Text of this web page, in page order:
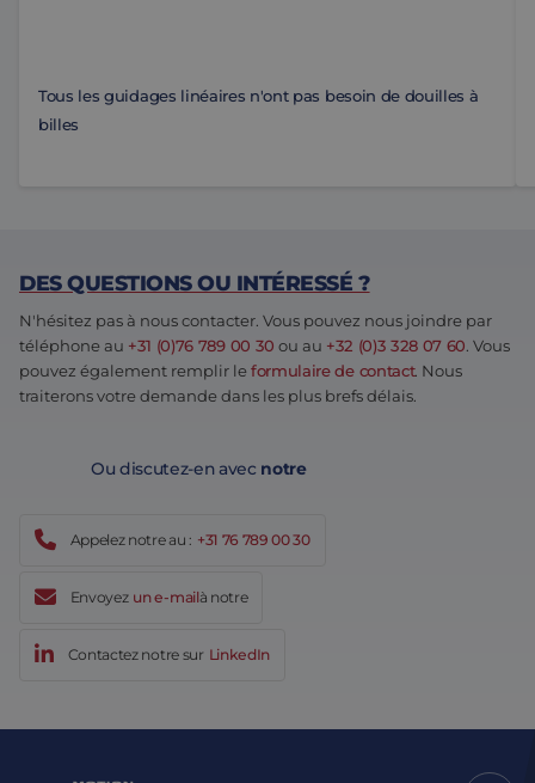
Tous les guidages linéaires n'ont pas besoin de douilles à
billes
DES QUESTIONS OU INTÉRESSÉ ?
N'hésitez pas à nous contacter. Vous pouvez nous joindre par
téléphone au +31 (0)76 789 00 30 ou au +32 (0)3 328 07 60. Vous
pouvez également remplir leformulaire de contact. Nous
traiterons votre demande dans les plus brefs délais.
Ou discutez-en avec notre
Appelez notre au : +31 76 789 00 30
Envoyez un e-mailà notre
Contactez notre sur LinkedIn